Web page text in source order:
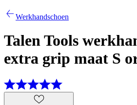
Werkhandschoen
Talen Tools
extra grip maat S